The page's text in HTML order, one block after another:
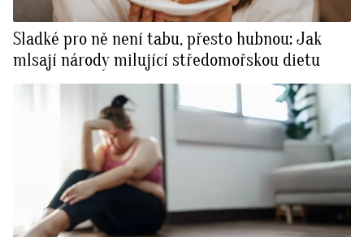
Sladké pro ně není tabu, přesto hubnou: Jak
mlsají národy milující středomořskou dietu